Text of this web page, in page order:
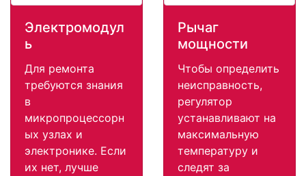
Электромодул
ь
Для ремонта
требуются знания
в
микропроцессорн
ых узлах и
электронике. Если
их нет, лучше
Рычаг
мощности
Чтобы определить
неисправность,
регулятор
устанавливают на
максимальную
температуру и
следят за